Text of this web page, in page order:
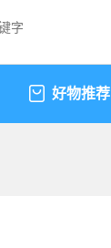
好物推荐